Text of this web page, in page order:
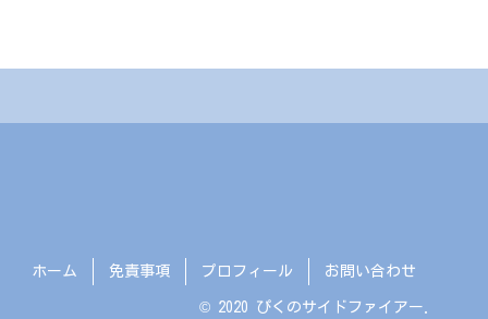
ホーム 免責事項 プロフィール お問い合わせ
© 2020 ぴくのサイドファイアー.